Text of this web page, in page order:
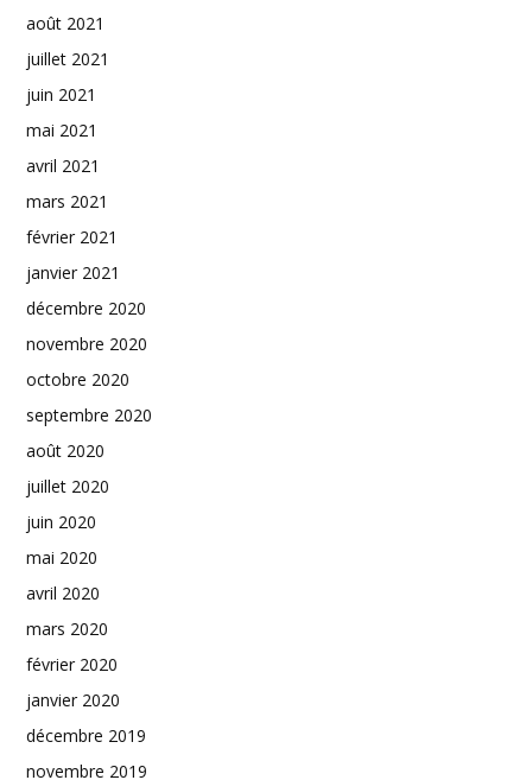
août 2021
juillet 2021
juin 2021
mai 2021
avril 2021
mars 2021
février 2021
janvier 2021
décembre 2020
novembre 2020
octobre 2020
septembre 2020
août 2020
juillet 2020
juin 2020
mai 2020
avril 2020
mars 2020
février 2020
janvier 2020
décembre 2019
novembre 2019